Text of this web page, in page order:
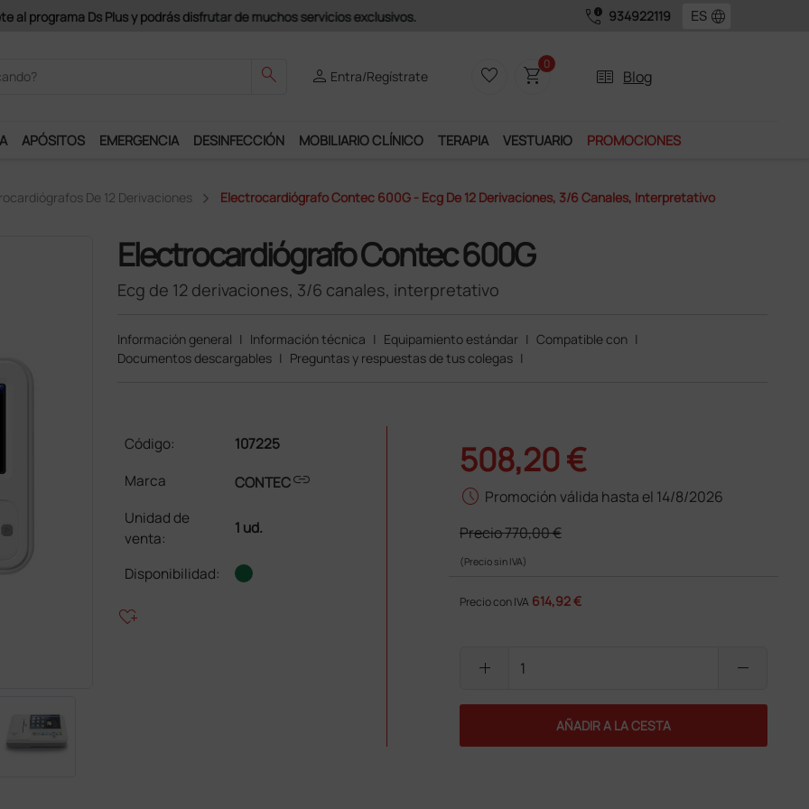
disfrutar de muchos servicios exclusivos. call_quality 934922119 language
search person Entra/Regístrate favorite_border shopping_cart0
two_pager Blog
APÓSITOS EMERGENCIA DESINFECCIÓN MOBILIARIO CLÍNICO TERAPIA VESTUARIO PROMOCIONES
De 12 Derivaciones Electrocardiógrafo Contec 600G - Ecg De 12 Derivaciones, 3/6 Canales, Interpretativo
Electrocardiógrafo Contec 600G
Ecg de 12 derivaciones, 3/6 canales, interpretativo
Información general | Información técnica | Equipamiento estándar | Compatible con |
Documentos descargables | Preguntas y respuestas de tus colegas |
Código:
107225
Marca
CONTEClink
Unidad de
venta:
1 ud.
Disponibilidad:
heart_plus
508,20 €
schedule Promoción válida hasta el 14/8/2026
Precio770,00 €
(Precio sin IVA)
Precio con IVA 614,92 €
add remove
AÑADIR A LA CESTA